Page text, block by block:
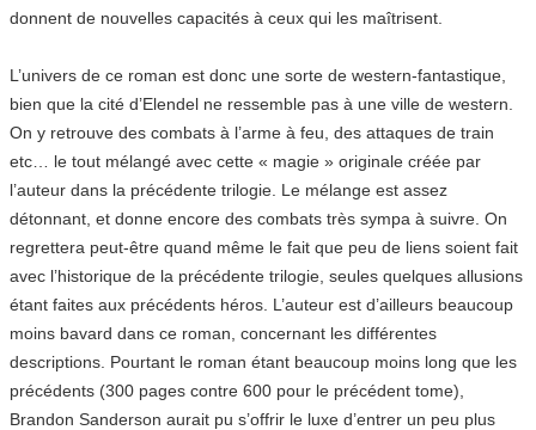
donnent de nouvelles capacités à ceux qui les maîtrisent.
L’univers de ce roman est donc une sorte de western-fantastique,
bien que la cité d’Elendel ne ressemble pas à une ville de western.
On y retrouve des combats à l’arme à feu, des attaques de train
etc… le tout mélangé avec cette « magie » originale créée par
l’auteur dans la précédente trilogie. Le mélange est assez
détonnant, et donne encore des combats très sympa à suivre. On
regrettera peut-être quand même le fait que peu de liens soient fait
avec l’historique de la précédente trilogie, seules quelques allusions
étant faites aux précédents héros. L’auteur est d’ailleurs beaucoup
moins bavard dans ce roman, concernant les différentes
descriptions. Pourtant le roman étant beaucoup moins long que les
précédents (300 pages contre 600 pour le précédent tome),
Brandon Sanderson aurait pu s’offrir le luxe d’entrer un peu plus